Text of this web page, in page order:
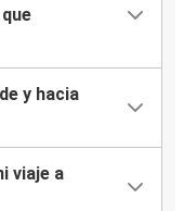
y hacia
viaje a